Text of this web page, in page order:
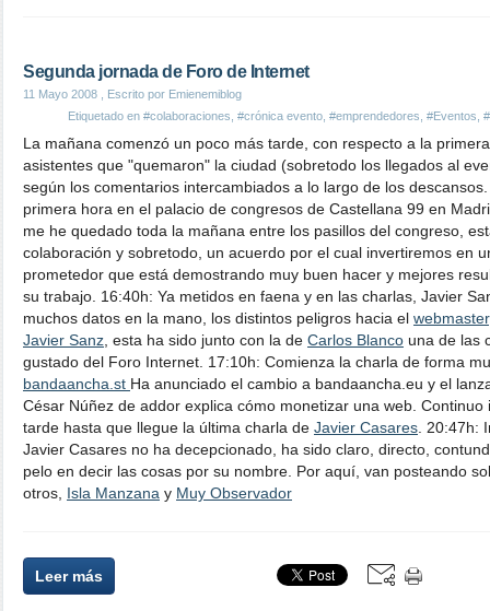
Segunda jornada de Foro de Internet
11 Mayo 2008 , Escrito por Emienemiblog
Etiquetado en #colaboraciones #crónica evento #emprendedores #Eventos
La mañana comenzó un poco más tarde, con respecto a la
asistentes que "quemaron" la ciudad (sobretodo los llegados al
según los comentarios intercambiados a lo largo de los
primera hora en el palacio de congresos de Castellana 99 en
me he quedado toda la mañana entre los pasillos del congreso,
colaboración y sobretodo, un acuerdo por el cual invertiremos en
prometedor que está demostrando muy buen hacer y mejores
su trabajo. 16:40h: Ya metidos en faena y en las charlas, Javier
muchos datos en la mano, los distintos peligros hacia el webmaster
Javier Sanz , esta ha sido junto con la de Carlos Blanco una de las
gustado del Foro Internet. 17:10h: Comienza la charla de forma
bandaancha.st Ha anunciado el cambio a bandaancha.eu y el
César Núñez de addor explica cómo monetizar una web.
tarde hasta que llegue la última charla de Javier Casares . 20:47h:
Javier Casares no ha decepcionado, ha sido claro, directo,
pelo en decir las cosas por su nombre. Por aquí, van posteando
otros, Isla Manzana y Muy Observador
Leer más